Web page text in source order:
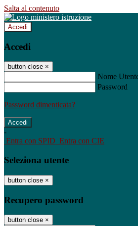
Salta al contenuto
Accedi
Accedi
button close ×
Nome
Password
Password dimenticata?
-
Entra con SPID Entra con CIE
Seleziona utente
button close ×
Recupero password
button close ×